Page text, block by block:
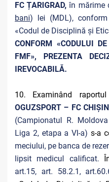
FC ȚARIGRAD,în mărime
bani) lei (MDL),
«Codul de Disciplină și
CONFORM «CODULUI
FMF», PREZENTA
IREVOCABILĂ.
10. Examinând
OGUZSPORT – FC
(Campionatul R.
Liga 2, etapa a VI-a) s-a
meciului, pe banca de
lipsit medicul calificat.
art.15, art. 58.2.1,